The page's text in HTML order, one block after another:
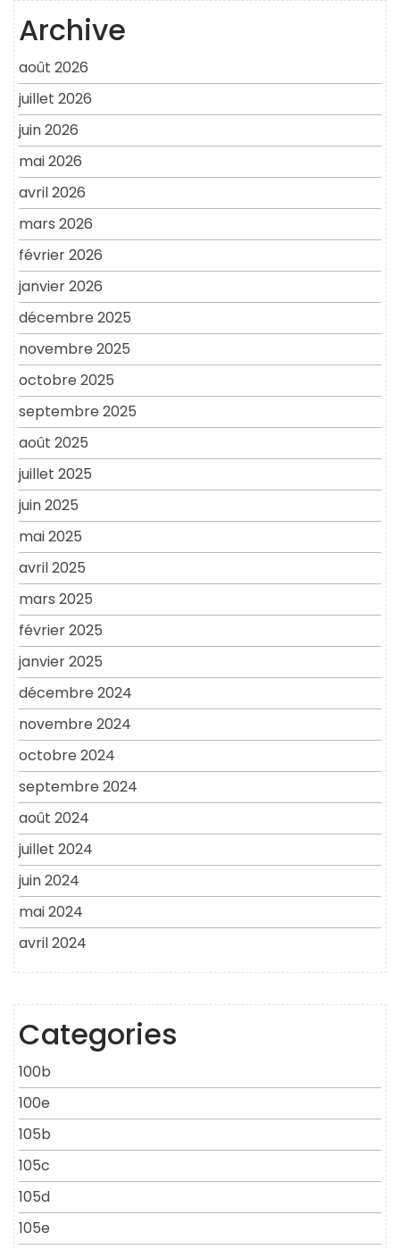
Archive
août 2026
juillet 2026
juin 2026
mai 2026
avril 2026
mars 2026
février 2026
janvier 2026
décembre 2025
novembre 2025
octobre 2025
septembre 2025
août 2025
juillet 2025
juin 2025
mai 2025
avril 2025
mars 2025
février 2025
janvier 2025
décembre 2024
novembre 2024
octobre 2024
septembre 2024
août 2024
juillet 2024
juin 2024
mai 2024
avril 2024
Categories
100b
100e
105b
105c
105d
105e